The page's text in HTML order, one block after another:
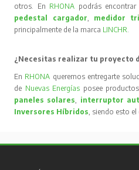
otros. En RHONA podrás
pedestal cargador, medidor
principalmente de la marca LINCHR.
¿Necesitas realizar tu proyecto
En RHONA queremos entregarte
de Nuevas Energías posee
paneles solares, interruptor
Inversores Híbridos, siendo esto